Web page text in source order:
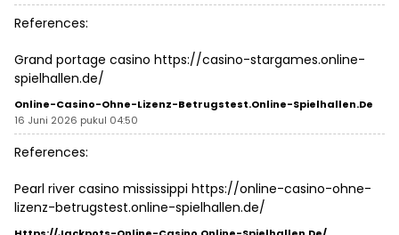
References:
Grand portage casino https://casino-stargames.online-
spielhallen.de/
Online-Casino-Ohne-Lizenz-Betrugstest.online-Spielhallen.de
16 Juni 2026 pukul 04:50
References:
Pearl river casino mississippi https://online-casino-ohne-
lizenz-betrugstest.online-spielhallen.de/